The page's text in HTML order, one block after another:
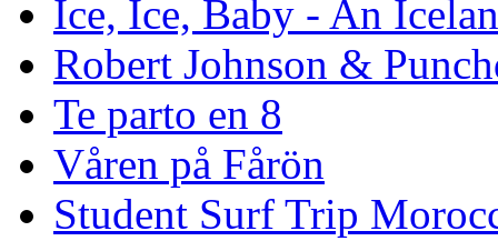
Ice, Ice, Baby - An
Robert Johnson &
Te parto en 8
Våren på Fårön
Student Surf Trip